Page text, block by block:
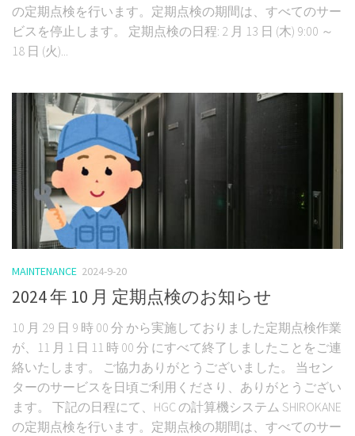
の定期点検を行います。定期点検の期間は、すべてのサー
ビスを停止します。 定期点検の日程: 2 月 13 日 (木) 9:00 ～
18 日 (火)...
MAINTENANCE 2024-9-20
2024 年 10 月 定期点検のお知らせ
10 月 29 日 9 時 00 分 から実施しておりました定期点検作業
が、11 月 1 日 11 時 00 分 にすべて終了しましたことをご連
絡いたします。 ご協力ありがとうございました。 当セン
ターのサービスを日頃ご利用くださり、ありがとうござい
ます。 下記の日程にて、HGC の計算機システム SHIROKANE
の定期点検を行います。定期点検の期間は、すべてのサー